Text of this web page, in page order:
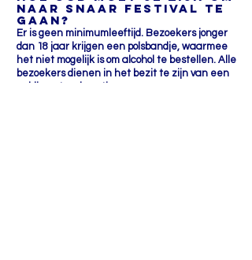
NAAR SNAAR FESTIVAL TE
GAAN?
Er is geen minimumleeftijd. Bezoekers jonger
dan 18 jaar krijgen een polsbandje, waarmee
het niet mogelijk is om alcohol te bestellen. Alle
bezoekers dienen in het bezit te zijn van een